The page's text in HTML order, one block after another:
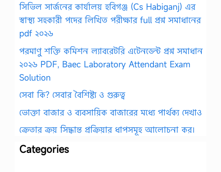
সিভিল সার্জনের কার্যালয় হবিগঞ্জ (Cs Habiganj) এর
স্বাস্থ্য সহকারী পদের লিখিত পরীক্ষার full প্রশ্ন সমাধানের
pdf ২০২৬
পরমাণু শক্তি কমিশন ল্যাবরেটরি এটেনডেন্ট প্রশ্ন সমাধান
২০২৬ PDF, Baec Laboratory Attendant Exam
Solution
সেবা কি? সেবার বৈশিষ্ট্য ও গুরুত্ব
ভোক্তা বাজার ও ব্যবসায়িক বাজারের মধ্যে পার্থক্য দেখাও
ক্রেতার ক্রয় সিদ্ধান্ত প্রক্রিয়ার ধাপসমূহ আলোচনা কর।
Categories